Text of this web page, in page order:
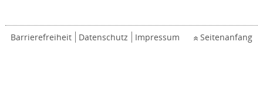
Barrierefreiheit Datenschutz Impressum Seitenanfang